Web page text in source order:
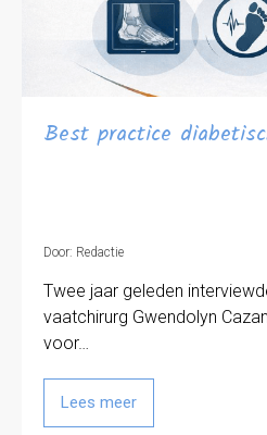
Best practice
Door: Redactie
Twee jaar geleden
vaatchirurg Gwendolyn
voor…
Lees meer